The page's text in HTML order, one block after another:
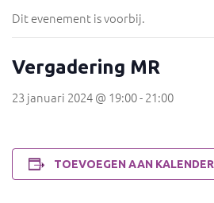
Dit evenement is voorbij.
Vergadering MR
23 januari 2024 @ 19:00-21:00
TOEVOEGEN AAN KALENDER